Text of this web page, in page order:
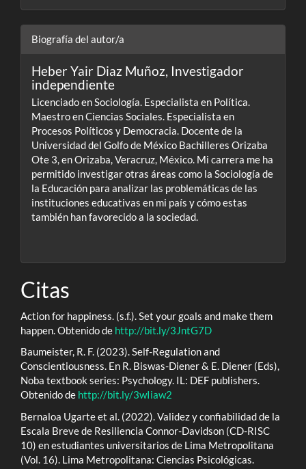
Biografía del autor/a
Heber Yair Diaz Muñoz, Investigador
independiente
Licenciado en Sociología. Especialista en Política.
Maestro en Ciencias Sociales. Especialista en
Procesos Políticos y Democracia. Docente de la
Universidad del Golfo de México Bachilleres Orizaba
Ote 3, en Orizaba, Veracruz, México. Mi carrera me ha
permitido investigar otras áreas como la Sociología de
la Educación para analizar las problemáticas de las
instituciones educativas en mi país y cómo estas
también han favorecido a la sociedad.
Citas
Action for happiness. (s.f.). Set your goals and make them
happen. Obtenido de http://bit.ly/3JntG7D
Baumeister, R. F. (2023). Self-Regulation and
Conscientiousness. En R. Biswas-Diener & E. Diener (Eds),
Noba textbook series: Psychology. IL: DEF publishers.
Obtenido de http://bit.ly/3wIiaw2
Bernaloa Ugarte et al. (2022). Validez y confiabilidad de la
Escala Breve de Resiliencia Connor-Davidson (CD-RISC
10) en estudiantes universitarios de Lima Metropolitana
(Vol. 16). Lima Metropolitana: Ciencias Psicológicas.